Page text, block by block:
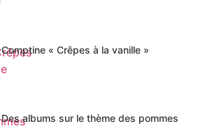
Comptine « Crêpes à la vanille »
Des albums sur le thème des pommes